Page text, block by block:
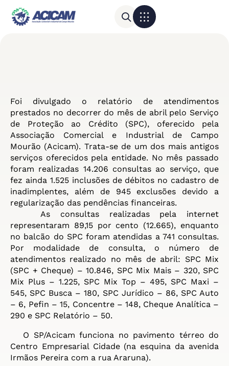
Foi divulgado o relatório de atendimentos
prestados no decorrer do mês de abril pelo Serviço
de Proteção ao Crédito (SPC), oferecido pela
Associação Comercial e Industrial de Campo
Mourão (Acicam). Trata-se de um dos mais antigos
serviços oferecidos pela entidade. No mês passado
foram realizadas 14.206 consultas ao serviço, que
fez ainda 1.525 inclusões de débitos no cadastro de
inadimplentes, além de 945 exclusões devido a
regularização das pendências financeiras.
As consultas realizadas pela internet
representaram 89,15 por cento (12.665), enquanto
no balcão do SPC foram atendidas a 741 consultas.
Por modalidade de consulta, o número de
atendimentos realizado no mês de abril: SPC Mix
(SPC + Cheque) – 10.846, SPC Mix Mais – 320, SPC
Mix Plus – 1.225, SPC Mix Top – 495, SPC Maxi –
545, SPC Busca – 180, SPC Jurídico – 86, SPC Auto
– 6, Pefin – 15, Concentre – 148, Cheque Analítica –
290 e SPC Relatório – 50.
O SP/Acicam funciona no pavimento térreo do
Centro Empresarial Cidade (na esquina da avenida
Irmãos Pereira com a rua Araruna).